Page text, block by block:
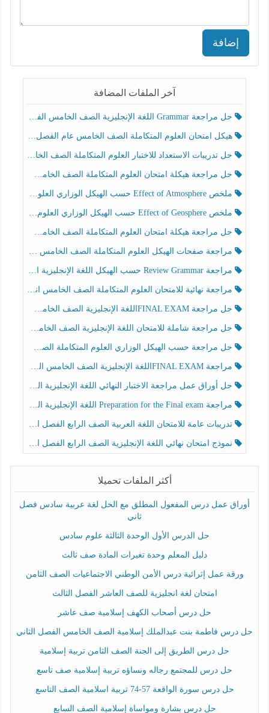
إضافة
آخر الملفات المضافة
حل مراجعة Grammar اللغة الإنجليزية الصف الخامس الفصل الثالث
هيكل امتحان العلوم المتكاملة الصف الخامس عام الفصل الدراسي الثالث 2025-2026
حل تدريبات الاستعداد للاختبار العلوم المتكاملة الصف الخامس عام الفصل الثالث
حل مراجعة هيكلة امتحان العلوم المتكاملة الصف الخامس انسبير الفصل الثالث
ملخص Effect of Atmosphere حسب الهيكل الوزاري العلوم المتكاملة الصف الخامس انسبير الفصل الثالث
ملخص Effect of Geosphere حسب الهيكل الوزاري العلوم المتكاملة الصف الخامس انسبير الفصل الثالث
حل مراجعة هيكلة امتحان العلوم المتكاملة الصف الخامس عام الفصل الثالث
مراجعة صفحات الهيكل العلوم المتكاملة الصف الخامس انسبير الفصل الثالث
مراجعة Review Grammar حسب الهيكل اللغة الإنجليزية الصف الخامس الفصل الثالث
مراجعة نهائية للامتحان العلوم المتكاملة الصف الخامس انسبير الفصل الثالث
حل مراجعة FINAL EXAMاللغة الإنجليزية الصف الخامس الفصل الثالث
حل مراجعة شاملة للامتحان اللغة الإنجليزية الصف الخامس الفصل الثالث
حل مراجعة حسب الهيكل الوزاري العلوم المتكاملة الصف الخامس عام الفصل الثالث
مراجعة FINAL EXAMاللغة الإنجليزية الصف الخامس الفصل الثالث
حل أوراق عمل مراجعة الاختبار النهائي اللغة الإنجليزية الصف الرابع الفصل الثالث
مراجعة Preparation for the Final exam اللغة الإنجليزية الصف الرابع الفصل الثالث
تدريبات عامة للامتحان اللغة العربية الصف الرابع الفصل الثالث
نموذج امتحان نهائي اللغة الإنجليزية الصف الرابع الفصل الثالث
أكثر الملفات تحميلا
أوراق عمل درس المفعول المطلق مع الحل لغة عربية سادس فصل
ثاني
حل الدرس الأول الوحدة الثالثة علوم سادس
دليل المعلم وحدة تغيرات المادة صف ثالث
ورقة عمل إثرائية درس الأمن الوطني الاجتماعيات الصف الثامن
امتحان لغة انجليزية للصف العاشر الفصل الثالث
حل درس أصحاب الكهف إسلامية صف عاشر
حل درس فاطمة بنت عبدالملك إسلامية الصف الخامس الفصل الثاني
حل درس الطريق إلى الجنة الصف الثامن تربية إسلامية
حل درس للمجتمع رجاله ونساؤه تربية إسلامية صف تاسع
حل درس سورة الواقعة 57-74 تربية اسلامية الصف التاسع
حل درس بشارة ومواساة إسلامية الصف السابع